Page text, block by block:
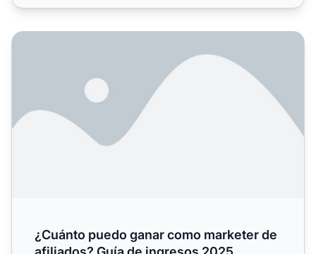
¿Cuánto puedo ganar como marketer de afiliados? Guía
¿Cuánto puedo ganar como marketer de